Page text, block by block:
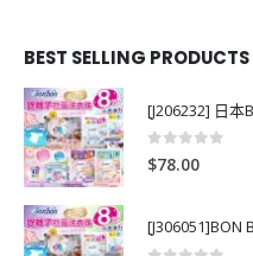
BEST SELLING PRODUCTS
0out of 5
$78.00
[J306051]BON